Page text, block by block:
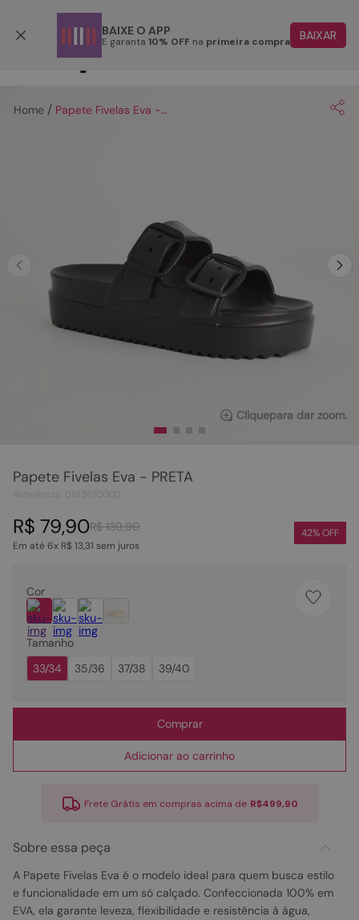
BAIXE O APP
E garanta 10% OFF na primeira compra BAIXAR
Papete Fivelas Eva - PRETA
Cliquepara dar zoom.
Papete Fivelas Eva - PRETA
R$ 139,90
R$ 79,90
Em até6x R$13,31 sem juros
42% OFF
Cor
Tamanho
33/34
35/36 37/38 39/40
Comprar
Adicionar ao carrinho
Frete Grátis em compras acima de R$499,90
Sobre essa peça
A Papete Fivelas Eva é o modelo ideal para quem busca estilo
e funcionalidade em um só calçado. Confeccionada 100% em
EVA, ela garante leveza, flexibilidade e resistência à água,
2º
rasteira
7
sapatilha
couro